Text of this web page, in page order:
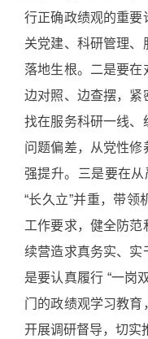
行正确政绩观的重要
关党建、科研管理、
落地生根。二是要在
边对照、边查摆，紧
找在服务科研一线、
问题偏差，从党性修
强提升。三是要在从
“长久立”并重，带领
工作要求，健全防
续营造求真务实、实
是要认真履行 “一岗
门的政绩观学习教育
开展调研督导，切实